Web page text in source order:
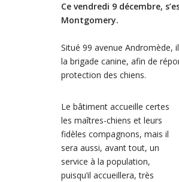
Ce vendredi 9 décembre,
Montgomery.
Situé 99 avenue Andromède,
la brigade canine, afin de
protection des chiens.
Le bâtiment accueille certes
les maîtres-chiens et leurs
fidèles compagnons, mais il
sera aussi, avant tout, un
service à la population,
puisqu’il accueillera, très